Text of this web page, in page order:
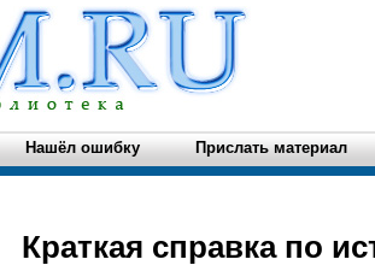
Нашёл ошибку Прислать материал
Краткая справка по